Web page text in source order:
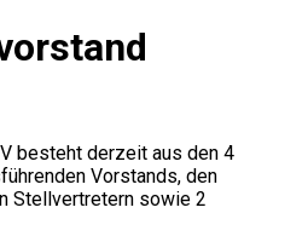
besteht derzeit aus den 4
Vorstands, den
Stellvertretern sowie 2